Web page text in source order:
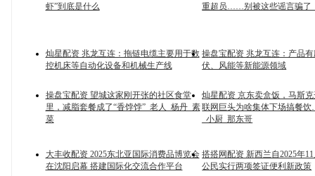
虾”到底是什么
重超员……别被这些谣言骗了
灿星配资 兆龙互连：拖链电缆主要用于数
控机床等自动化设备和机械生产线
操盘宝配资 兆龙互连：产品
伏、风能等新能源领域
操盘宝配资 望城这家刚开张的社区食堂
里，减脂套餐成了“香饽饽”_老人_杨丹_素
菜
灿星配资 京东卖盒饭，马斯
联网巨头为啥集体下场搞餐
_小厨_那东哥
大丰收配资 2025东北亚国际消费品博览会
在沈阳启幕 搭建国际化交流合作平台
搭搭网配资 新西兰自2025年
公民实行两项签证便利新政策